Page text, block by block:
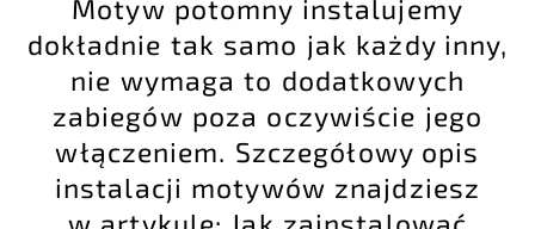
Motyw potomny instalujemy
dokładnie tak samo jak każdy inny,
nie wymaga to dodatkowych
zabiegów poza oczywiście jego
włączeniem. Szczegółowy opis
instalacji motywów znajdziesz